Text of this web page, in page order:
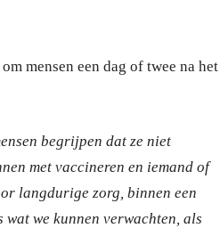
mensen een dag of twee na het
begrijpen dat ze niet
met vaccineren en iemand of
langdurige zorg, binnen een
we kunnen verwachten, als